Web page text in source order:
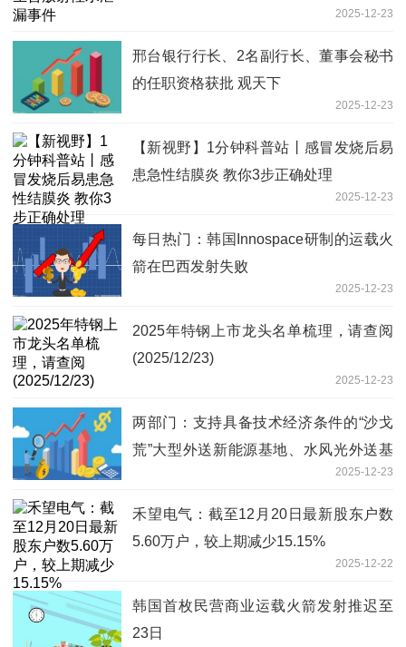
2025-12-23
邢台银行行长、2名副行长、董事会秘书
的任职资格获批 观天下
2025-12-23
【新视野】1分钟科普站丨感冒发烧后易
患急性结膜炎 教你3步正确处理
2025-12-23
每日热门：韩国Innospace研制的运载火
箭在巴西发射失败
2025-12-23
2025年特钢上市龙头名单梳理，请查阅
(2025/12/23)
2025-12-23
两部门：支持具备技术经济条件的“沙戈
荒”大型外送新能源基地、水风光外送基
地等新能源基地开展光热电站项目建设
每日头条
2025-12-23
禾望电气：截至12月20日最新股东户数
5.60万户，较上期减少15.15%
2025-12-22
韩国首枚民营商业运载火箭发射推迟至
23日